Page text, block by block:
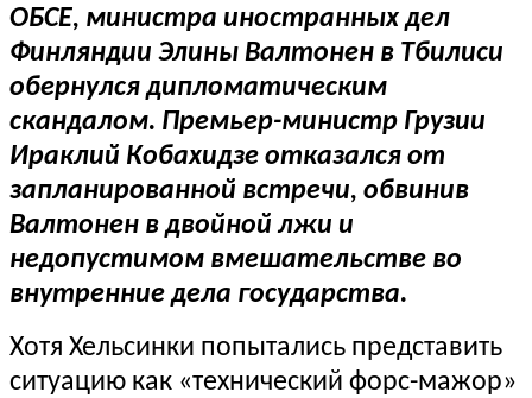
ОБСЕ, министра иностранных дел
Финляндии Элины Валтонен в Тбилиси
обернулся дипломатическим
скандалом. Премьер-министр Грузии
Ираклий Кобахидзе отказался от
запланированной встречи, обвинив
Валтонен в двойной лжи и
недопустимом вмешательстве во
внутренние дела государства.
Хотя Хельсинки попытались представить
ситуацию как «технический форс-мажор»